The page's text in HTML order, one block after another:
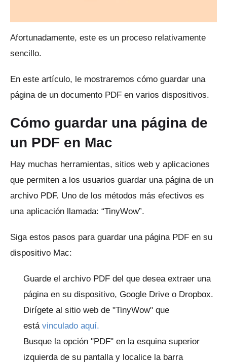
Afortunadamente, este es un proceso relativamente
sencillo.
En este artículo, le mostraremos cómo guardar una
página de un documento PDF en varios dispositivos.
Cómo guardar una página de
un PDF en Mac
Hay muchas herramientas, sitios web y aplicaciones
que permiten a los usuarios guardar una página de un
archivo PDF. Uno de los métodos más efectivos es
una aplicación llamada: “TinyWow”.
Siga estos pasos para guardar una página PDF en su
dispositivo Mac:
Guarde el archivo PDF del que desea extraer una
página en su dispositivo, Google Drive o Dropbox.
Dirígete al sitio web de "TinyWow" que
está vinculado aquí.
Busque la opción "PDF" en la esquina superior
izquierda de su pantalla y localice la barra